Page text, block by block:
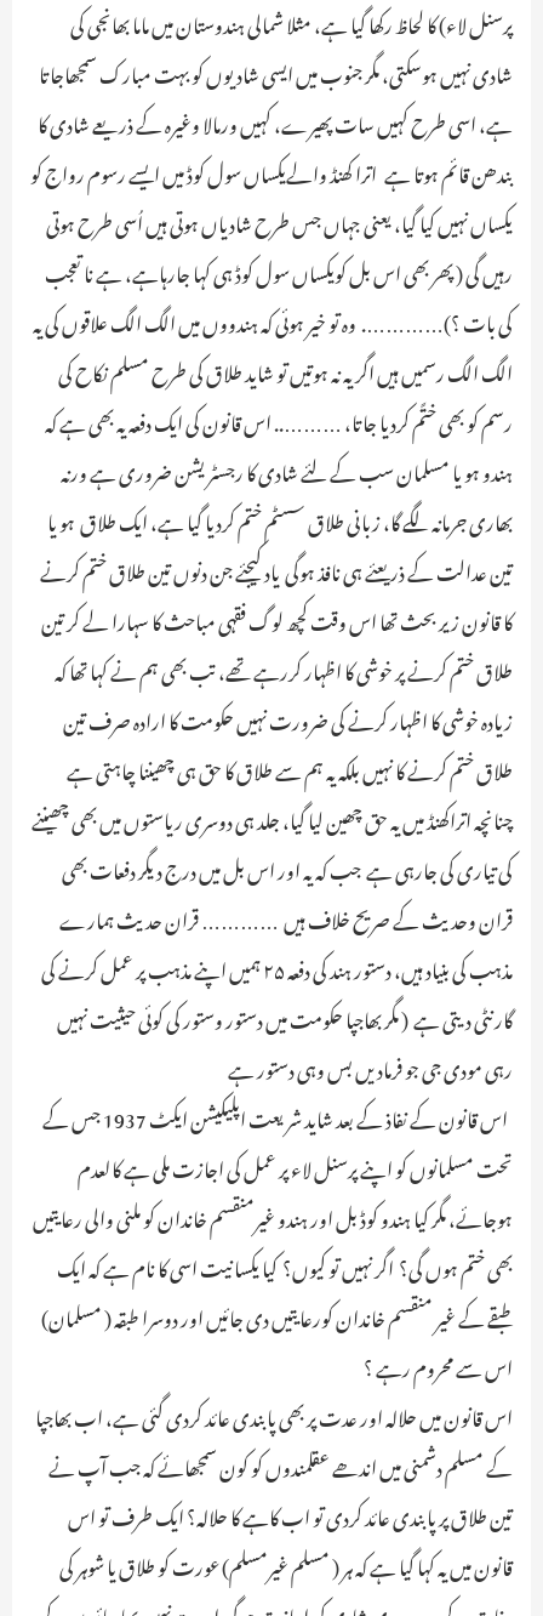
پرسنل لاء) کا لحاظ رکھا گیا ہے، مثلا شمالی ہندوستان میں ماما بھانجی کی
شادی نہیں ہوسکتی، مگر جنوب میں ایسی شادیوں کو بہت مبارک سمجھاجاتا
ہے، اسی طرح کہیں سات پھیرے، کہیں ورمالا وغیرہ کے ذریعے شادی کا
بندھن قائم ہوتا ہے ـ اترا کھنڈ والےیکساں سول کوڈ میں ایسے رسوم رواج کو
یکساں نہیں کیا گیا، یعنی جہاں جس طرح شادیاں ہوتی ہیں اُسی طرح ہوتی
رہیں گی ـ( پھر بھی اس بل کویکساں سول کوڈ ہی کہا جارہاہے، ہے نا تعجب
کی بات ؟)…………. وہ تو خیر ہوئی کہ ہندووں میں الگ الگ علاقوں کی یہ
الگ الگ رسمیں ہیں اگر یہ نہ ہوتیں تو شاید طلاق کی طرح مسلم نکاح کی
رسم کو بھی ختًم کردیا جاتا، ……….. اس قانون کی ایک دفعہ یہ بھی ہے کہ
ہندو ہو یا مسلمان سب کے لئے شادی کا رجسٹریشن ضروری ہے ورنہ
بھاری جرمانہ لگے گا، زبانی طلاق سسٹم ختم کردیا گیا ہے، ایک طلاق ہو یا
تین عدالت کے ذریعئے ہی نافذ ہوگی ـ یاد کیجئے جن دنوں تین طلاق ختم کرنے
کا قانون زیر بحث تھا اس وقت کچھ لوگ فقہی مباحث کا سہارا لے کر تین
طلاق ختم کرنے پر خوشی کا اظہار کررہے تھے، تب بھی ہم نے کہا تھا کہ
زیادہ خوشی کا اظہار کرنے کی ضرورت نہیں حکومت کا ارادہ صرف تین
طلاق ختم کرنے کا نہیں بلکہ یہ ہم سے طلاق کا حق ہی چھیننا چاہتی ہے
چنانچہ اتراکھنڈ میں یہ حق چھین لیا گیا، جلد ہی دوسری ریاستوں میں بھی چھیننے
کی تیاری کی جارہی ہے ـ جب کہ یہ اور اس بل میں درج دیگر دفعات بھی
قران وحدیث کے صریح خلاف ہیں ـ ………… قران حدیث ہمارے
مذہب کی بنیاد ہیں، دستور ہند کی دفعہ ۲۵ ہمیں اپنے مذہب پر عمل کرنے کی
گارنٹی دیتی ہے ـ ( مگر بھاجپا حکومت میں دستور وستور کی کوئی حیثیت نہیں
رہی مودی جی جو فرمادیں بس وہی دستور ہے
اس قانون کے نفاذ کے بعد شاید شریعت اپلیکیشن ایکٹ 1937 جس کے
تحت مسلمانوں کو اپنے پرسنل لاء پر عمل کی اجازت ملی ہے کالعدم
ہوجائے، مگر کیا ہندو کوڈ بل اور ہندو غیرمنقسم خاندان کو ملنی والی رعایتیں
بھی ختم ہوں گی؟ اگر نہیں تو کیوں؟ کیا یکسانیت اسی کا نام ہے کہ ایک
طبقے کے غیر منقسم خاندان کورعایتیں دی جائیں اور دوسرا طبقہ ( مسلمان)
اس سے محروم رہے ؟
اس قانون میں حلالہ اور عدت پر بھی پابندی عائد کردی گئی ہے، اب بھاجپا
کے مسلم دشمنی میں اندھے عقلمندوں کو کون سمجھائے کہ جب آپ نے
تین طلاق پر پابندی عائد کردی تو اب کاہے کا حلالہ؟ ایک طرف تو اس
قانون میں یہ کہا گیا ہے کہ ہر ( مسلم غیرمسلم) عورت کو طلاق یا شوہر کی